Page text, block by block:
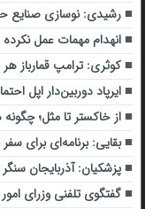
رشیدی: نوسازی صنایع
انهدام مهمات عمل
کوثری: ترامپ قمارباز
ایرپاد دوربین‌دار اپل احتمالا در کنار
از خاکستر تا مثل؛
بقایی: برنامه‌ای برای
پزشکیان: آذربایجان
گفتگوی تلفنی وزرای امور